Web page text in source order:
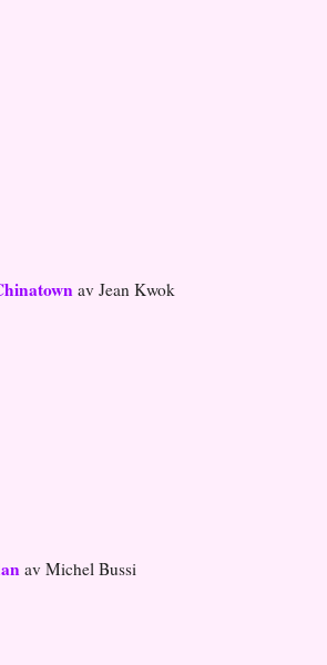
av Jean Kwok
av Michel Bussi